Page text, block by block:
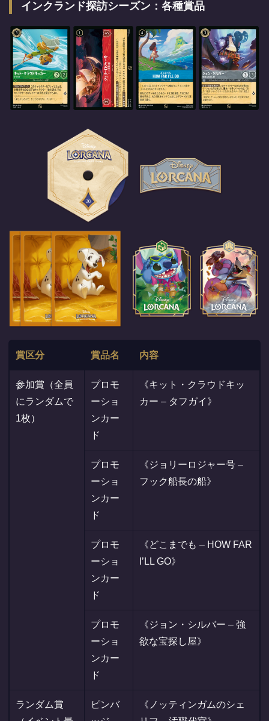
インクランド探訪シーズン：各種賞品
賞区分 賞品名 内容
参加賞（全員
にランダムで
1枚）
プロモ
ーショ
ンカー
ド
《キット・クラウドキッ
カー – タフガイ》
プロモ
ーショ
ンカー
ド
《ジョリーロジャー号 –
フック船長の船》
プロモ
ーショ
ンカー
ド
《どこまでも – HOW FAR
I’LL GO》
プロモ
ーショ
ンカー
ド
《ジョン・シルバー – 強
欲な宝探し屋》
ランダム賞
ピンバ
《ノッティンガムのシェ